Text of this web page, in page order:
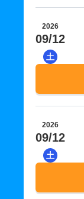
2026
09/12
土
2026
09/12
土